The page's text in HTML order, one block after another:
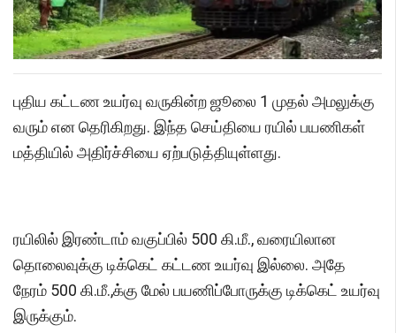
புதிய கட்டண உயர்வு வருகின்ற ஜூலை 1 முதல் அமலுக்கு
வரும் என தெரிகிறது. இந்த செய்தியை ரயில் பயணிகள்
மத்தியில் அதிர்ச்சியை ஏற்படுத்தியுள்ளது.
ரயிலில் இரண்டாம் வகுப்பில் 500 கி.மீ., வரையிலான
தொலைவுக்கு டிக்கெட் கட்டண உயர்வு இல்லை. அதே
நேரம் 500 கி.மீ.,க்கு மேல் பயணிப்போருக்கு டிக்கெட் உயர்வு
இருக்கும்.